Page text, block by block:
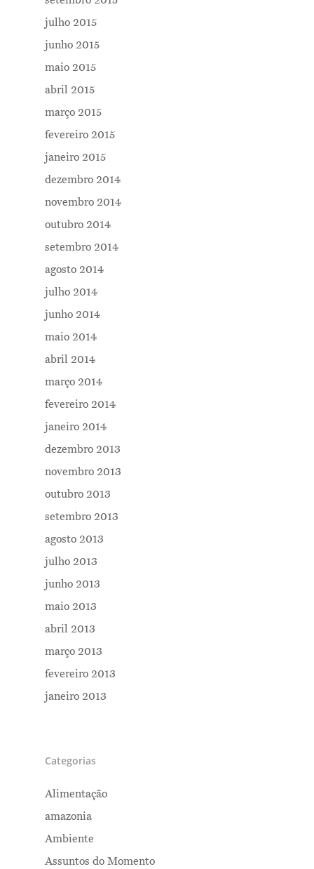
julho 2015
junho 2015
maio 2015
abril 2015
março 2015
fevereiro 2015
janeiro 2015
dezembro 2014
novembro 2014
outubro 2014
setembro 2014
agosto 2014
julho 2014
junho 2014
maio 2014
abril 2014
março 2014
fevereiro 2014
janeiro 2014
dezembro 2013
novembro 2013
outubro 2013
setembro 2013
agosto 2013
julho 2013
junho 2013
maio 2013
abril 2013
março 2013
fevereiro 2013
janeiro 2013
Categorias
Alimentação
amazonia
Ambiente
Assuntos do Momento